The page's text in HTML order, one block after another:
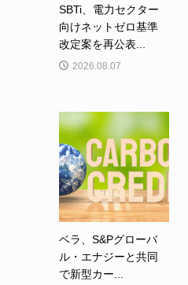
SBTi、電力セクター
向けネットゼロ基準
改定案を再公表...
2026.08.07
ベラ、S&Pグローバ
ル・エナジーと共同
で新型カー...